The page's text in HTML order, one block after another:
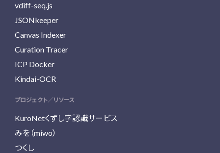
vdiff-seq.js
JSONkeeper
Canvas Indexer
Curation Tracer
ICP Docker
Kindai-OCR
プロジェクト／リソース
KuroNetくずし字認識サービス
みを（miwo）
つくし